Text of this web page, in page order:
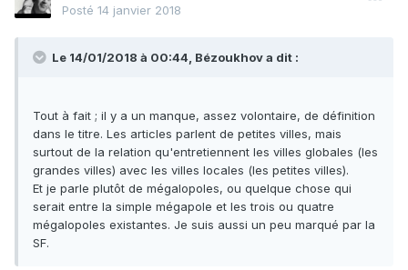
Posté 14 janvier 2018
Le 14/01/2018 à 00:44, Bézoukhova dit :
Tout à fait ; il y a un manque, assez volontaire, de définition
dans le titre. Les articles parlent de petites villes, mais
surtout de la relation qu'entretiennent les villes globales (les
grandes villes) avec les villes locales (les petites villes).
Et je parle plutôt de mégalopoles, ou quelque chose qui
serait entre la simple mégapole et les trois ou quatre
mégalopoles existantes. Je suis aussi un peu marqué par la
SF.